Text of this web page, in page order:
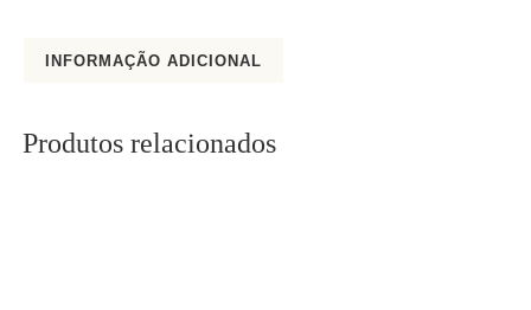
INFORMAÇÃO ADICIONAL
Produtos relacionados